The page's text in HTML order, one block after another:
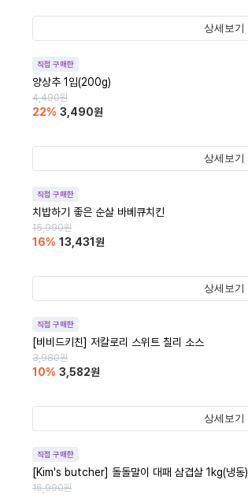
상세보기
직접 구매한
양상추 1입(200g)
4,490원
22% 3,490원
상세보기
직접 구매한
치밥하기 좋은 순살 바베큐치킨
15,990원
16% 13,431 원
상세보기
직접 구매한
[비비드키친] 저칼로리 스위트 칠리 소스
3,980원
10% 3,582원
상세보기
직접 구매한
[Kim's butcher] 돌돌말이 대패 삼겹살 1kg(냉동)
16,990원